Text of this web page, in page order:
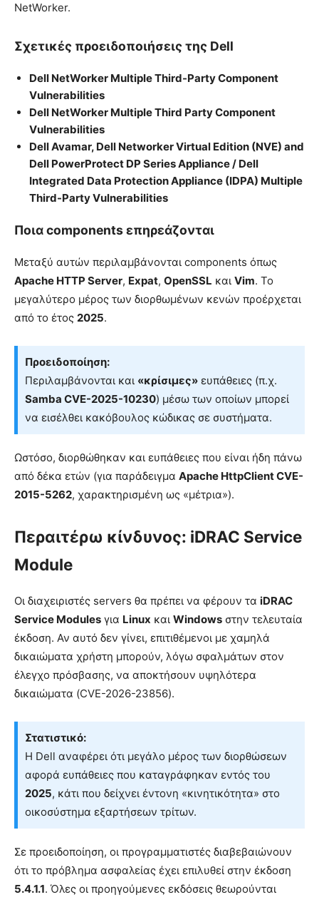
NetWorker.
Σχετικές προειδοποιήσεις της Dell
Dell NetWorker Multiple Third-Party Component
Vulnerabilities
Dell NetWorker Multiple Third Party Component
Vulnerabilities
Dell Avamar, Dell Networker Virtual Edition (NVE) and
Dell PowerProtect DP Series Appliance / Dell
Integrated Data Protection Appliance (IDPA) Multiple
Third-Party Vulnerabilities
Ποια components επηρεάζονται
Μεταξύ αυτών περιλαμβάνονται components όπως
Apache HTTP Server, Expat, OpenSSL και Vim. Το
μεγαλύτερο μέρος των διορθωμένων κενών προέρχεται
από το έτος 2025.
Προειδοποίηση:
Περιλαμβάνονται και «κρίσιμες» ευπάθειες (π.χ.
Samba CVE-2025-10230) μέσω των οποίων μπορεί
να εισέλθει κακόβουλος κώδικας σε συστήματα.
Ωστόσο, διορθώθηκαν και ευπάθειες που είναι ήδη πάνω
από δέκα ετών (για παράδειγμα Apache HttpClient CVE-
2015-5262, χαρακτηρισμένη ως «μέτρια»).
Περαιτέρω κίνδυνος: iDRAC Service
Module
Οι διαχειριστές servers θα πρέπει να φέρουν τα iDRAC
Service Modules για Linux και Windows στην τελευταία
έκδοση. Αν αυτό δεν γίνει, επιτιθέμενοι με χαμηλά
δικαιώματα χρήστη μπορούν, λόγω σφαλμάτων στον
έλεγχο πρόσβασης, να αποκτήσουν υψηλότερα
δικαιώματα (CVE-2026-23856).
Στατιστικό:
Η Dell αναφέρει ότι μεγάλο μέρος των διορθώσεων
αφορά ευπάθειες που καταγράφηκαν εντός του
2025, κάτι που δείχνει έντονη «κινητικότητα» στο
οικοσύστημα εξαρτήσεων τρίτων.
Σε προειδοποίηση, οι προγραμματιστές διαβεβαιώνουν
ότι το πρόβλημα ασφαλείας έχει επιλυθεί στην έκδοση
5.4.1.1. Όλες οι προηγούμενες εκδόσεις θεωρούνται